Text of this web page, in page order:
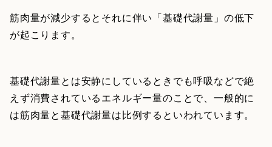
筋肉量が減少するとそれに伴い「基礎代謝量」の低下
が起こります。
基礎代謝量とは安静にしているときでも呼吸などで絶
えず消費されているエネルギー量のことで、一般的に
は筋肉量と基礎代謝量は比例するといわれています。